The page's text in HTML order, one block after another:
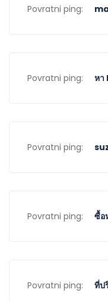
Povratni ping:
Povratni ping: หา
Povratni ping:
Povratni ping: ซื้อ
Povratni ping: ที่ป